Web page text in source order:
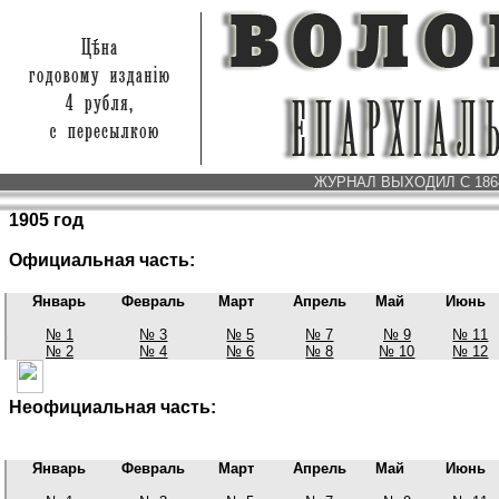
ЖУРНАЛ ВЫХОДИЛ С
1905 год
Официальная часть:
Январь Февраль Март Апрель Май
Июнь
№ 1
№ 3 № 5 № 7 № 9
№ 11
№ 2
№ 4 № 6 № 8 № 10 № 12
Неофициальная часть:
Январь Февраль Март Апрель Май
Июнь